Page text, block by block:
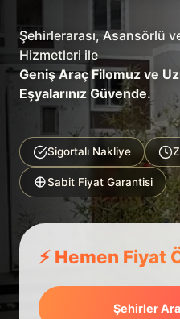
Şehirlerarası, Asansörlü
Hizmetleri ile
Geniş Araç Filomuz ve
Eşyalarınız Güvende.
Sigortalı Nakliye
Sabit Fiyat Garantisi
⚡ Hemen Fiyat
Şehirler